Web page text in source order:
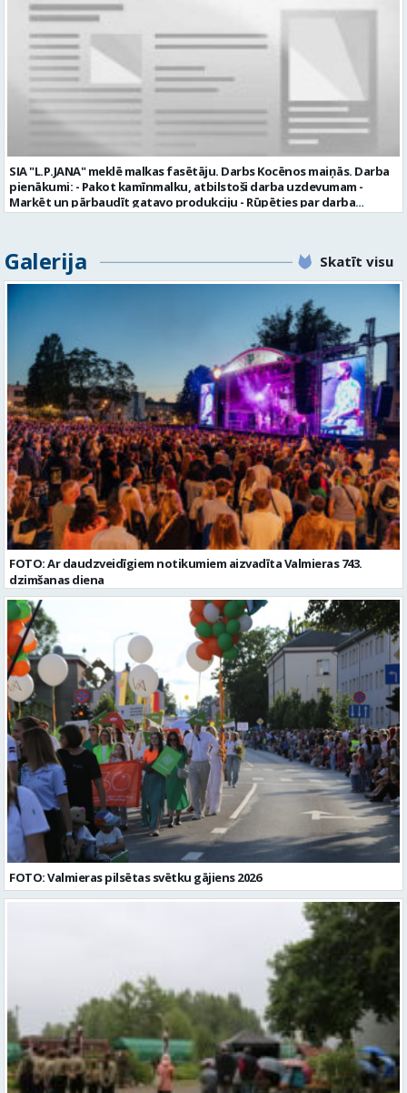
garantijas veselības apdrošināšanas iespējas dinamisku un
profesionālu darba vidi apmācību pirms darba pienākumu
uzsākšanas CV ar norādi vakancei „dispečers Valmierā” iesniegt līdz
2026. gada 21. augustam (ieskaitot): sūtot elektroniski uz info@vtu-
valmiera.lv personīgi SIA „VTU Valmiera”, Reģ.nr. 40003004220,
„Brandeļi”, Brandeļi, Kocēnu pagasts, Valmieras novads, personāla
daļā darba dienās no plkst. 13:00 līdz 16:00. 2 nedēļu laikā pēc
konkursa termiņa beigām sazināsimies ar pretendentiem, kuri tiks
aicināti uz tikšanos klātienē. Informācijai: 29231565 * Iesniegtos
personas datus SIA “VTU VALMIERA” izmantos, lai konkursa kārtībā
noteiktu vakancei atbilstošāko kandidātu. Ja kandidāts vēlas, lai
viņa personas dati tiktu saglabāti SIA “VTU VALMIERA” iekšējā datu
bāzē ar mērķi tos apstrādāt citos SIA “VTU VALMIERA” personāla
atlases konkursos, tad pieteikumā vakancei lūdzam kandidātam
Valmiera, Valmieras nov. Darba laika veids: Summētais darba laiks
Darba veids: Darbinieka amats uz nenoteiktu laiku Slodze: Viena
vesela slodze Darbības joma: Pakalpojumi Pieteikto vietu skaits: 1
Līgums: Darbinieka amats uz nenoteiktu laiku Aktuāla līdz: 2026-08-
21 Kontaktpersona: CV ar norādi vakancei lūdzu sūtīt uz e-pastu
info@vtu-valmiera.lv vai iesniegt personīgi Izglītības līmenis:
Vispārējā vidējā izglītība
SIA "L.P.JANA" meklē malkas fasētāju. Darbs Kocēnos maiņās. Darba
pienākumi: - Pakot kamīnmalku, atbilstoši darba uzdevumam -
Marķēt un pārbaudīt gatavo produkciju - Rūpēties par darba
kvalitāti un kārtību darba vietā Prasības kandidātiem: - Laba fiziskā
padarītā) - Vienmēr laikā izmaksātu algu - Profesionālus un
atbalstošus kolēģus Lūgums CV sūtīt uz e- pastu:
SAIŅOŠANAS OPERATORS Algas izmaksas veids: Laika darba alga
Darba vietas adrese: LATVIJA, Gravas iela 2, Kocēni, Kocēnu pag.,
Valmieras nov. Slodze: Viena vesela slodze Darbības joma: Ražošana
Pieteikto vietu skaits: 2 Aktuāla līdz: 2027-09-07 Darba sākšanas
datums: 2026-08-17 Kontaktpersona: Davids Pavlovs
Galerija Skatīt visu
FOTO: Ar daudzveidīgiem notikumiem aizvadīta Valmieras 743.
dzimšanas diena
FOTO: Valmieras pilsētas svētku gājiens 2026